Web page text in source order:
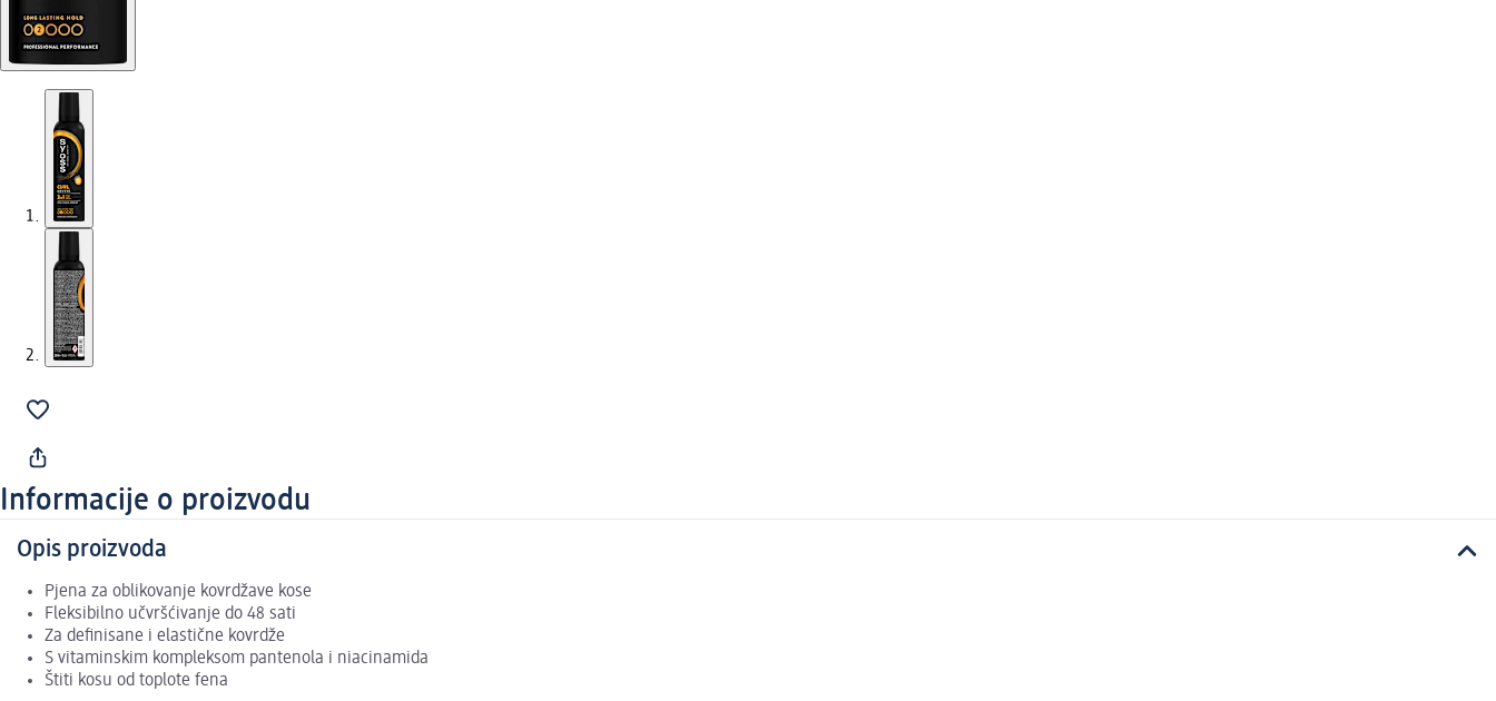
Informacije o proizvodu
Opis proizvoda
Pjena za oblikovanje kovrdžave kose
Fleksibilno učvršćivanje do 48 sati
Za definisane i elastične kovrdže
S vitaminskim kompleksom pantenola i niacinamida
Štiti kosu od toplote fena